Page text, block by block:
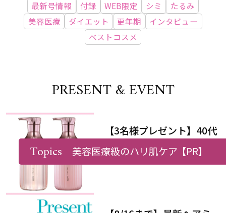
最新号情報 付録 WEB限定 シミ
たるみ
美容医療
ダイエット 更年期
インタビュー
ベストコスメ
PRESENT & EVENT
【3名様プレゼント】40代
50代のヘアケアにぴった
りなシャンプー＆トリート
Topics 美容医療級のハリ肌ケア【PR】